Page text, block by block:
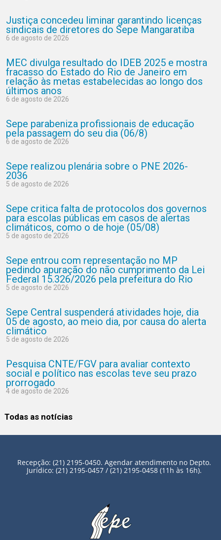
Justiça concedeu liminar garantindo licenças
sindicais de diretores do Sepe Mangaratiba
6 de agosto de 2026
MEC divulga resultado do IDEB 2025 e mostra
fracasso do Estado do Rio de Janeiro em
relação às metas estabelecidas ao longo dos
últimos anos
6 de agosto de 2026
Sepe parabeniza profissionais de educação
pela passagem do seu dia (06/8)
6 de agosto de 2026
Sepe realizou plenária sobre o PNE 2026-
2036
5 de agosto de 2026
Sepe critica falta de protocolos dos governos
para escolas públicas em casos de alertas
climáticos, como o de hoje (05/08)
5 de agosto de 2026
Sepe entrou com representação no MP
pedindo apuração do não cumprimento da Lei
Federal 15.326/2026 pela prefeitura do Rio
5 de agosto de 2026
Sepe Central suspenderá atividades hoje, dia
05 de agosto, ao meio dia, por causa do alerta
climático
5 de agosto de 2026
Pesquisa CNTE/FGV para avaliar contexto
social e político nas escolas teve seu prazo
prorrogado
4 de agosto de 2026
Todas as notícias
Recepção: (21) 2195-0450. Agendar atendimento no Depto.
Jurídico: (21) 2195-0457 / (21) 2195-0458 (11h às 16h).